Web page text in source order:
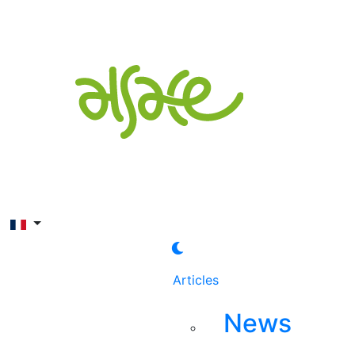
Articles
News